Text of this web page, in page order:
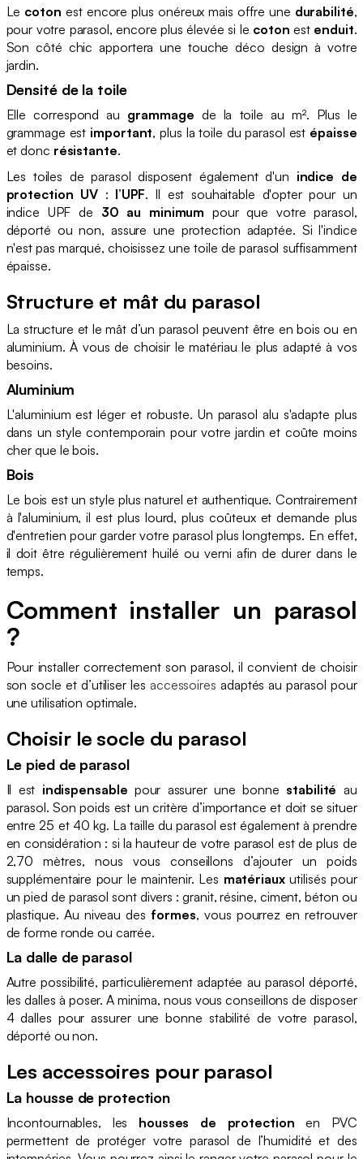
Le coton est encore plus onéreux mais offre une durabilité,
pour votre parasol, encore plus élevée si le coton est enduit.
Son côté chic apportera une touche déco design à votre
jardin.
Densité de la toile
Elle correspond au grammage de la toile au m². Plus le
grammage est important, plus la toile du parasol est épaisse
et donc résistante.
Les toiles de parasol disposent également d'un indice de
protection UV: l’UPF. Il est souhaitable d'opter pour un
indice UPF de 30 au minimum pour que votre parasol,
déporté ou non, assure une protection adaptée. Si l'indice
n'est pas marqué, choisissez une toile de parasol suffisamment
épaisse.
Structure et mât du parasol
La structure et le mât d’un parasol peuvent être en bois ou en
aluminium. À vous de choisir le matériau le plus adapté à vos
besoins.
Aluminium
L'aluminium est léger et robuste. Un parasol alu s'adapte plus
dans un style contemporain pour votre jardin et coûte moins
cher que le bois.
Bois
Le bois est un style plus naturel et authentique. Contrairement
à l'aluminium, il est plus lourd, plus coûteux et demande plus
d'entretien pour garder votre parasol plus longtemps. En effet,
il doit être régulièrement huilé ou verni afin de durer dans le
temps.
Comment installer un parasol
?
Pour installer correctement son parasol, il convient de choisir
son socle et d’utiliser les accessoires adaptés au parasol pour
une utilisation optimale.
Choisir le socle du parasol
Le pied de parasol
Il est indispensable pour assurer une bonne stabilité au
parasol. Son poids est un critère d’importance et doit se situer
entre 25 et 40 kg. La taille du parasol est également à prendre
en considération : si la hauteur de votre parasol est de plus de
2,70 mètres, nous vous conseillons d’ajouter un poids
supplémentaire pour le maintenir. Les matériauxutilisés pour
un pied de parasol sont divers : granit, résine, ciment, béton ou
plastique. Au niveau des formes, vous pourrez en retrouver
de forme ronde ou carrée.
La dalle de parasol
Autre possibilité, particulièrement adaptée au parasol déporté,
les dalles à poser. A minima, nous vous conseillons de disposer
4 dalles pour assurer une bonne stabilité de votre parasol,
déporté ou non.
Les accessoires pour parasol
La housse de protection
Incontournables, les housses de protection en PVC
permettent de protéger votre parasol de l’humidité et des